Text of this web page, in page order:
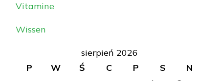
Vitamine
Wissen
sierpień 2026
P
W Ś C P S
N